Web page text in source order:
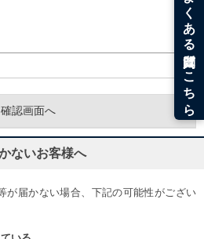
ないお客様へ
が届かない場合、下記の可能性がござい